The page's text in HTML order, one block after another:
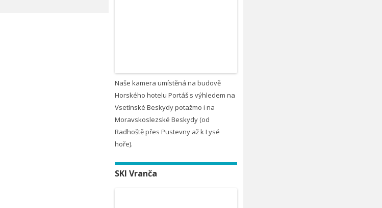
Naše kamera umístěná na budově
Horského hotelu Portáš s výhledem na
Vsetínské Beskydy potažmo i na
Moravskoslezské Beskydy (od
Radhoště přes Pustevny až k Lysé
hoře).
SKI Vranča